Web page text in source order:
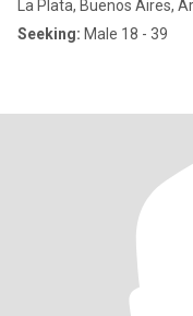
La Plata, Buenos Aires,
Seeking: Male 18 - 39